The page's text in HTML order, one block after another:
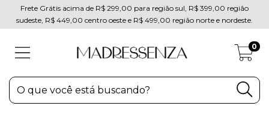
Frete Grátis acima de R$ 299,00 para região sul, R$ 399,00 região
sudeste, R$ 449,00 centro oeste e R$ 499,00 região norte e nordeste.
0